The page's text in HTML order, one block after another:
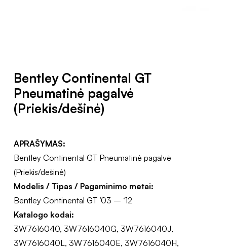
Bentley Continental GT
Pneumatinė pagalvė
(Priekis/dešinė)
APRAŠYMAS:
Bentley Continental GT Pneumatinė pagalvė
(Priekis/dešinė)
Modelis / Tipas / Pagaminimo metai:
Bentley Continental GT ’03 – ‘12
Katalogo kodai:
3W7616040, 3W7616040G, 3W7616040J,
3W7616040L, 3W7616040E, 3W7616040H,